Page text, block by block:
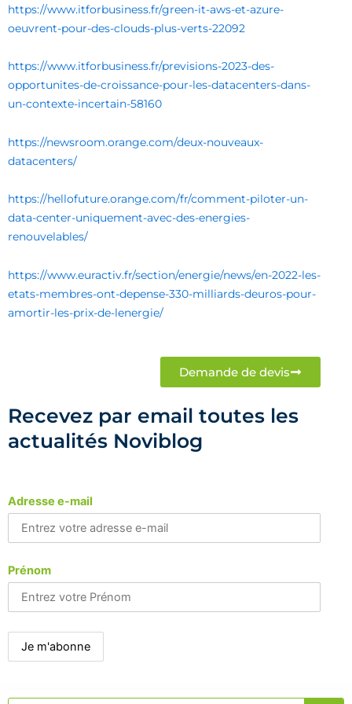
https://www.itforbusiness.fr/green-it-aws-et-azure-
oeuvrent-pour-des-clouds-plus-verts-22092
https://www.itforbusiness.fr/previsions-2023-des-
opportunites-de-croissance-pour-les-datacenters-dans-
un-contexte-incertain-58160
https://newsroom.orange.com/deux-nouveaux-
datacenters/
https://hellofuture.orange.com/fr/comment-piloter-un-
data-center-uniquement-avec-des-energies-
renouvelables/
https://www.euractiv.fr/section/energie/news/en-2022-les-
etats-membres-ont-depense-330-milliards-deuros-pour-
amortir-les-prix-de-lenergie/
Demande de devis
Recevez par email toutes les
actualités Noviblog
Adresse e-mail
Prénom